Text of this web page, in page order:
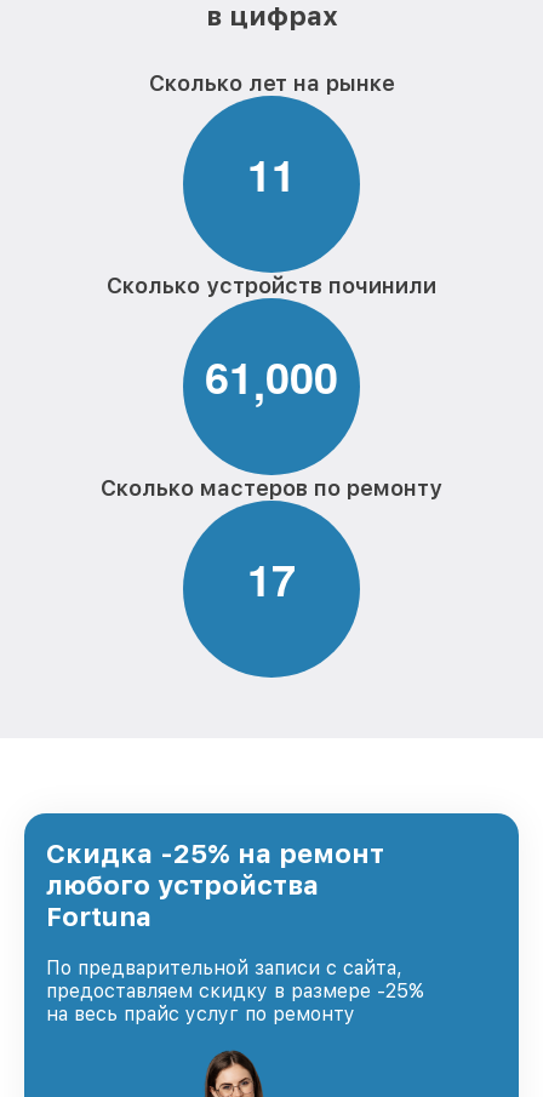
в цифрах
Сколько лет на рынке
11
Сколько устройств починили
61,000
Сколько мастеров по ремонту
17
Скидка -25% на ремонт
любого устройства
Fortuna
По предварительной записи с сайта,
предоставляем скидку в размере -25%
на весь прайс услуг по ремонту